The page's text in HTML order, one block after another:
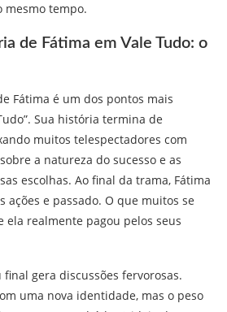
mesmo tempo.
de Fátima em Vale Tudo: o
Fátima é um dos pontos mais
Sua história termina de
muitos telespectadores com
a natureza do sucesso e as
escolhas. Ao final da trama, Fátima
ações e passado. O que muitos se
ela realmente pagou pelos seus
gera discussões fervorosas.
uma nova identidade, mas o peso